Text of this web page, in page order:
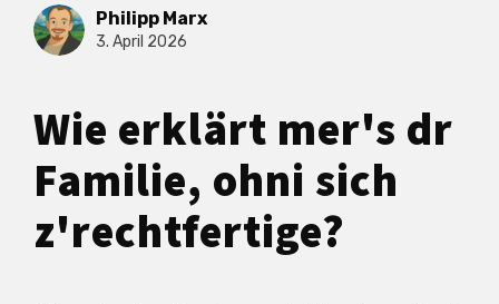
Philipp Marx
3. April 2026
Wie erklärt mer's dr
Familie, ohni sich
z'rechtfertige?